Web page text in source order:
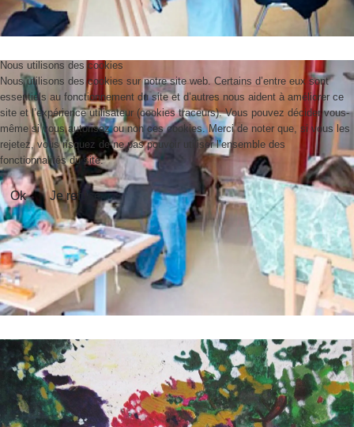
Nous utilisons des cookies
Nous utilisons des cookies sur notre site web. Certains d’entre eux sont
essentiels au fonctionnement du site et d’autres nous aident à améliorer ce
site et l’expérience utilisateur (cookies traceurs). Vous pouvez décider vous-
même si vous autorisez ou non ces cookies. Merci de noter que, si vous les
rejetez, vous risquez de ne pas pouvoir utiliser l’ensemble des
fonctionnalités du site.
Ok Je refuse